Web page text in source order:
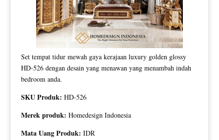
Set tempat tidur mewah gaya kerajaan luxury golden glossy
HD-526 dengan desain yang menawan yang menambah indah
bedroom anda.
SKU Produk: HD-526
Merek produk: Homedesign Indonesia
Mata Uang Produk: IDR